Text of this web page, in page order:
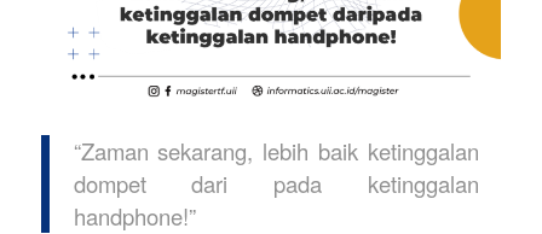
“Zaman sekarang, lebih baik ketinggalan
dompet dari pada ketinggalan
handphone!”